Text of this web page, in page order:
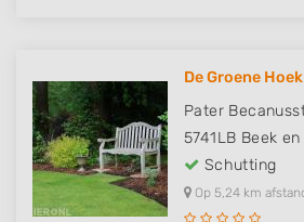
De Groene
Pater
5741LB Beek
Schutting
Op 5,24 km